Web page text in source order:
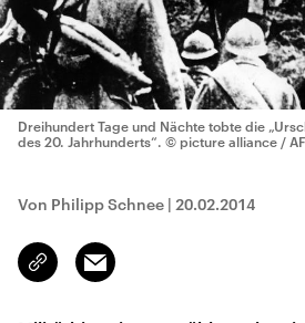
Dreihundert Tage und Nächte tobte die
des 20. Jahrhunderts“. © picture alliance /
Von Philipp Schnee | 20.02.2014
Link
kopieren/teilen
Email